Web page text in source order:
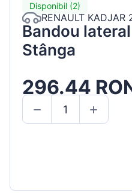
Disponibil (2)
RENAULT KADJAR
Bandou
Stânga
296.44